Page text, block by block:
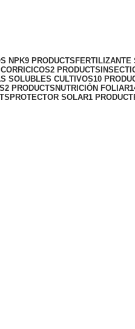
NPK9 PRODUCTS FERTILIZANTE
2 PRODUCTS
SOLUBLES CULTIVOS10
2 PRODUCTS NUTRICIÓN FOLIAR
PROTECTOR SOLAR1 PRODUCT